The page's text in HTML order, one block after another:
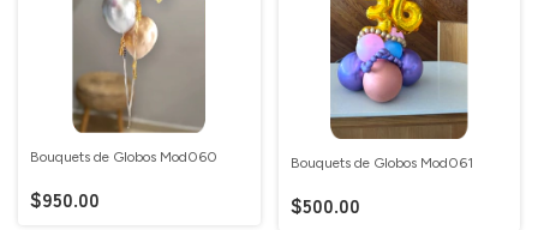
Bouquets de Globos Mod060
$950.00
Bouquets de Globos Mod061
$500.00